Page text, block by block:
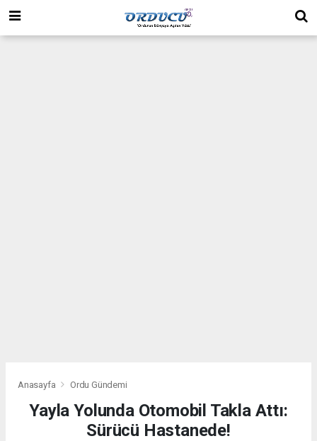
Anasayfa Ordu Gündemi
Yayla Yolunda Otomobil Takla Attı:
Sürücü Hastanede!